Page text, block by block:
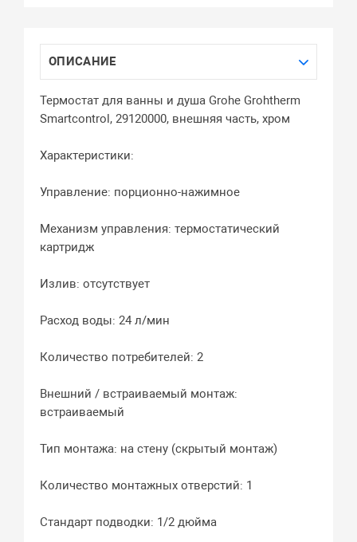
ОПИСАНИЕ
Термостат для ванны и душа Grohe Grohtherm
Smartcontrol, 29120000, внешняя часть, хром
Характеристики:
Управление: порционно-нажимное
Механизм управления: термостатический
картридж
Излив: отсутствует
Расход воды: 24 л/мин
Количество потребителей: 2
Внешний / встраиваемый монтаж:
встраиваемый
Тип монтажа: на стену (скрытый монтаж)
Количество монтажных отверстий: 1
Стандарт подводки: 1/2 дюйма